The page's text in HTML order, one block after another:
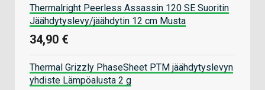
Thermalright Peerless Assassin 120 SE Suoritin
Jäähdytyslevy/jäähdytin 12 cm Musta
34,90 €
Thermal Grizzly PhaseSheet PTM jäähdytyslevyn
yhdiste Lämpöalusta 2 g